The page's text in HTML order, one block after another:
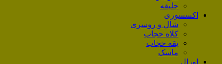
جلیقه
اکسسوری
شال و روسری
کلاه حجاب
یقه حجاب
ماسک
اورال